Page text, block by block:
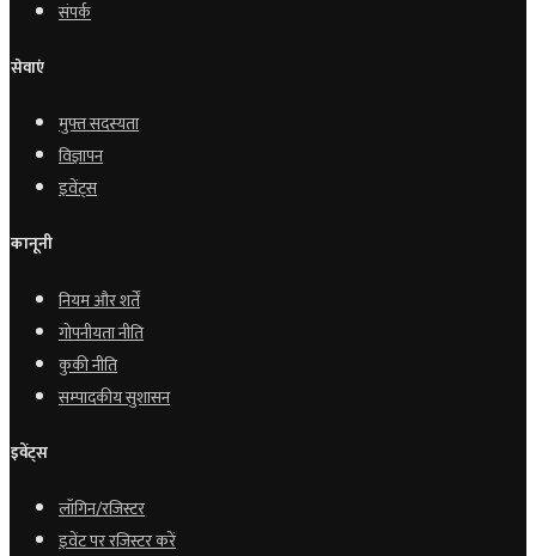
संपर्क
सेवाएं
मुफ्त सदस्यता
विज्ञापन
इवेंट्स
कानूनी
नियम और शर्तें
गोपनीयता नीति
कुकी नीति
सम्पादकीय सुशासन
इवेंट्स
लॉगिन/रजिस्टर
इवेंट पर रजिस्टर करें